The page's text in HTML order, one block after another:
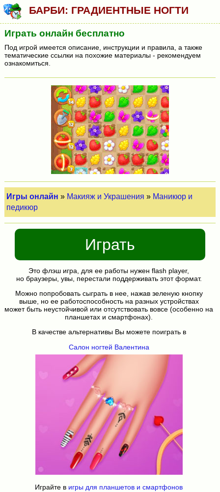
БАРБИ: ГРАДИЕНТНЫЕ НОГТИ
Играть онлайн бесплатно
Под игрой имеется описание, инструкции и правила, а также
тематические ссылки на похожие материалы - рекомендуем
ознакомиться.
Игры онлайн » Макияж и Украшения » Маникюр и
педикюр
Играть
Это флэш игра, для ее работы нужен flash player,
но браузеры, увы, перестали поддерживать этот формат.
Можно попробовать сыграть в нее, нажав зеленую кнопку
выше, но ее работоспособность на разных устройствах
может быть неустойчивой или отсутствовать вовсе (особенно на
планшетах и смартфонах).
В качестве альтернативы Вы можете поиграть в
Салон ногтей Валентина
Играйте в игры для планшетов и смартфонов